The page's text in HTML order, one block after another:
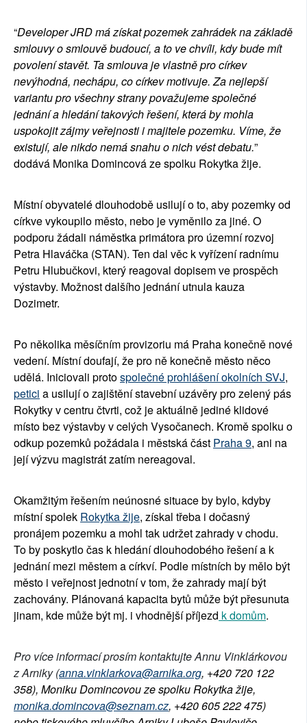
“Developer JRD má získat pozemek zahrádek na základě
smlouvy o smlouvě budoucí, a to ve chvíli, kdy bude mít
povolení stavět. Ta smlouva je vlastně pro církev
nevýhodná, nechápu, co církev motivuje. Za nejlepší
variantu pro všechny strany považujeme společné
jednání a hledání takových řešení, která by mohla
uspokojit zájmy veřejnosti i majitele pozemku. Víme, že
existují, ale nikdo nemá snahu o nich vést debatu.”
dodává Monika Domincová ze spolku Rokytka žije.
Místní obyvatelé dlouhodobě usilují o to, aby pozemky od
církve vykoupilo město, nebo je vyměnilo za jiné. O
podporu žádali náměstka primátora pro územní rozvoj
Petra Hlaváčka (STAN). Ten dal věc k vyřízení radnímu
Petru Hlubučkovi, který reagoval dopisem ve prospěch
výstavby. Možnost dalšího jednání utnula kauza
Dozimetr.
Po několika měsíčním provizoriu má Praha konečně nové
vedení. Místní doufají, že pro ně konečně město něco
udělá. Iniciovali protospolečné prohlášení okolních SVJ,
petici a usilují o zajištění stavební uzávěry pro zelený pás
Rokytky v centru čtvrti, což je aktuálně jediné klidové
místo bez výstavby v celých Vysočanech. Kromě spolku o
odkup pozemků požádala i městská část Praha 9, ani na
její výzvu magistrát zatím nereagoval.
Okamžitým řešením neúnosné situace by bylo, kdyby
místní spolek Rokytka žije, získal třeba i dočasný
pronájem pozemku a mohl tak udržet zahrady v chodu.
To by poskytlo čas k hledání dlouhodobého řešení a k
jednání mezi městem a církví. Podle místních by mělo být
město i veřejnost jednotní v tom, že zahrady mají být
zachovány. Plánovaná kapacita bytů může být přesunuta
jinam, kde může být mj. i vhodnější příjezd k domům.
Pro více informací prosím kontaktujte Annu Vinklárkovou
z Arniky (anna.vinklarkova@arnika.org, +420 720 122
358), Moniku Domincovou ze spolku Rokytka žije,
monika.domincova@seznam.cz, +420 605 222 475)